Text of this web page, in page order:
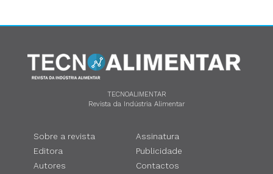
TECNOALIMENTAR
Revista da Indústria Alimentar
Sobre a revista
Editora
Autores
Assinatura
Publicidade
Contactos